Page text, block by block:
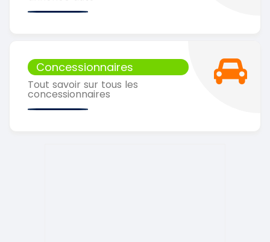
Concessionnaires
Tout savoir sur tous les
concessionnaires